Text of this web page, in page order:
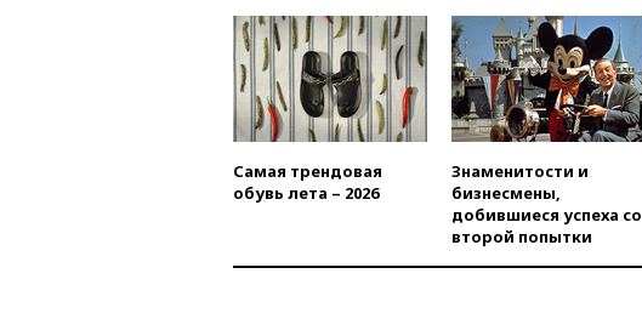
Самая трендовая
обувь лета – 2026
Знаменитости и
бизнесмены,
добившиеся успеха со
второй попытки